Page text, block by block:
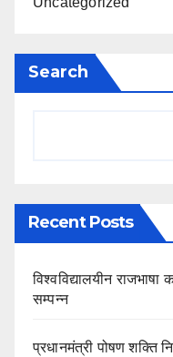
Search
Recent Posts
विश्वविद्यालयीन राजभाषा
सम्पन्न
प्रधानमंत्री पोषण शक्ति